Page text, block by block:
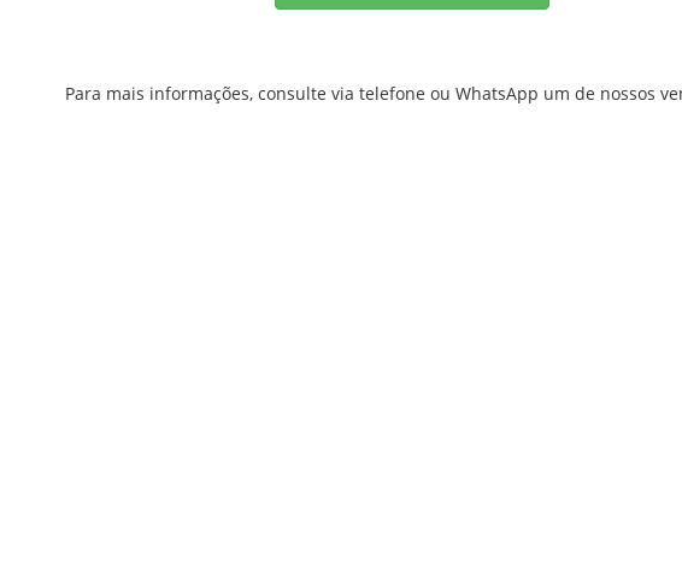
Para mais informações, consulte via telefone ou WhatsApp um de nossos